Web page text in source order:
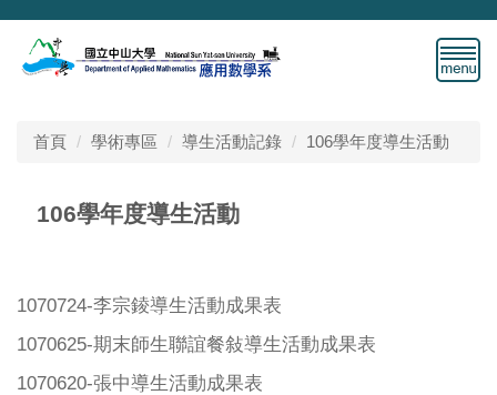
跳
主
首頁 學術專區 導生活動記錄 106學年度導生活動
106學年度導生活動
1070724-李宗錂導生活動成果表
1070625-期末師生聯誼餐敍導生活動成果表
1070620-張中導生活動成果表